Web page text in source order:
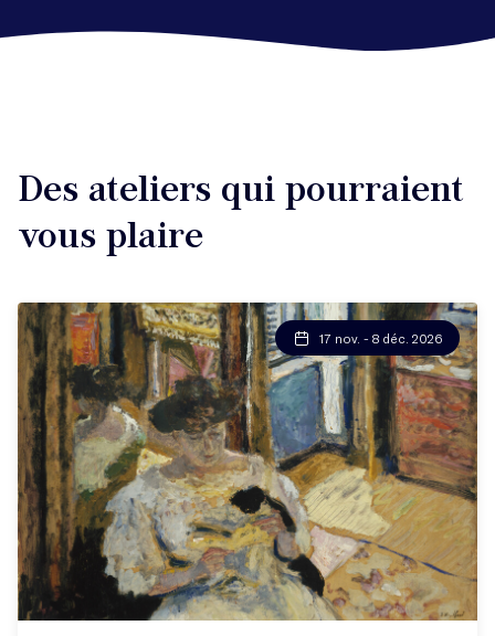
Des ateliers qui pourraient
vous plaire
17 nov. - 8 déc. 2026